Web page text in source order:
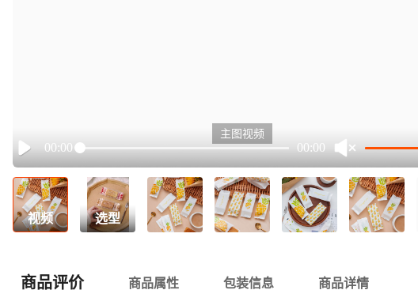
Play
00:00 00:00
主图视频
视频 选型
商品评价 商品属性 包装信息 商品详情